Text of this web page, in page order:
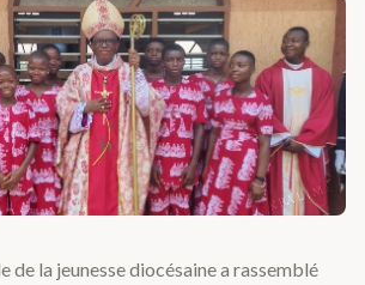
KPALIMÉ
de la jeunesse diocésaine a rassemblé